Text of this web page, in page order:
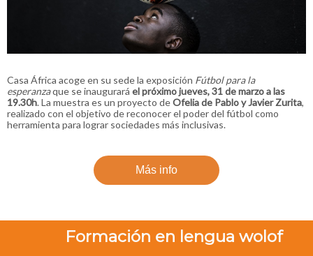
Casa África acoge en su sede la exposición Fútbol para la
esperanzaque se inaugurará el próximo jueves, 31 de marzo a las
19.30h. La muestra es un proyecto deOfelia de Pablo y Javier Zurita,
realizado con el objetivo de reconocer el poder del fútbol como
herramienta para lograr sociedades más inclusivas.
Más info
Formación en lengua wolof